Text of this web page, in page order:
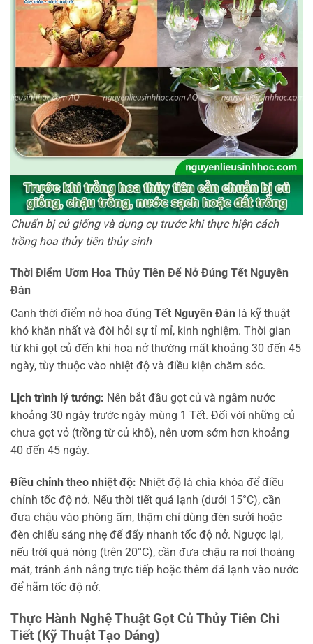
Chuẩn bị củ giống và dụng cụ trước khi thực hiện cách
trồng hoa thủy tiên thủy sinh
Thời Điểm Ươm Hoa Thủy Tiên Để Nở Đúng Tết Nguyên
Đán
Canh thời điểm nở hoa đúng Tết Nguyên Đán là kỹ thuật
khó khăn nhất và đòi hỏi sự tỉ mỉ, kinh nghiệm. Thời gian
từ khi gọt củ đến khi hoa nở thường mất khoảng 30 đến 45
ngày, tùy thuộc vào nhiệt độ và điều kiện chăm sóc.
Lịch trình lý tưởng: Nên bắt đầu gọt củ và ngâm nước
khoảng 30 ngày trước ngày mùng 1 Tết. Đối với những củ
chưa gọt vỏ (trồng từ củ khô), nên ươm sớm hơn khoảng
40 đến 45 ngày.
Điều chỉnh theo nhiệt độ: Nhiệt độ là chìa khóa để điều
chỉnh tốc độ nở. Nếu thời tiết quá lạnh (dưới 15°C), cần
đưa chậu vào phòng ấm, thậm chí dùng đèn sưởi hoặc
đèn chiếu sáng nhẹ để đẩy nhanh tốc độ nở. Ngược lại,
nếu trời quá nóng (trên 20°C), cần đưa chậu ra nơi thoáng
mát, tránh ánh nắng trực tiếp hoặc thêm đá lạnh vào nước
để hãm tốc độ nở.
Thực Hành Nghệ Thuật Gọt Củ Thủy Tiên Chi
Tiết (Kỹ Thuật Tạo Dáng)